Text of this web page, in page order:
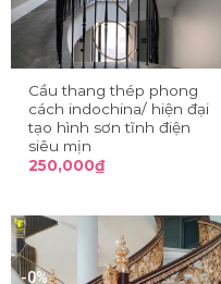
Cầu thang thép phong
cách indochina/ hiện đại
tạo hình sơn tĩnh điện
siêu mịn
250,000₫
-0%